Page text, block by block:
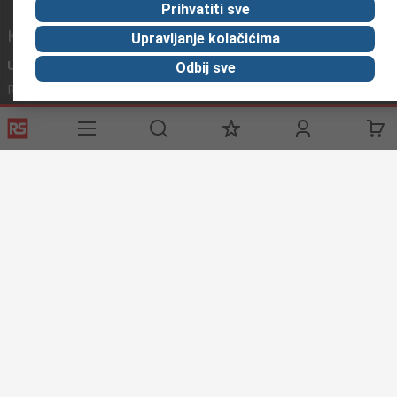
Korisni linkovi
Usluge
Registrirajte
Delivery
Payment
RS u svijetu
Korporacija
Industrijska
Proizvodnja
Prihvatiti sve
Upravljanje kolačićima
Odbij sve